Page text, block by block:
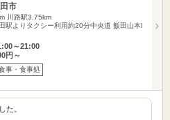
市
川路駅3.75km
駅よりタクシー利用約20分中央道 飯田山本I
～21:00
円～
事・食事処
た。